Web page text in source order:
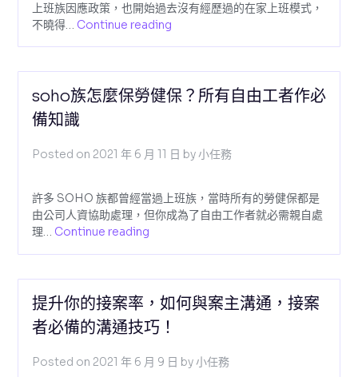
上班族因應政策，也開始過去沒有經歷過的在家上班模式，
不曉得… Continue reading
soho族怎麼保勞健保？所有自由工者作必
備知識
Posted on 2021 年 6 月 11 日 by 小任務
許多 SOHO 族都曾經當過上班族，當時所有的勞健保都是
由公司人資協助處理，但你成為了自由工作者就必需親自處
理… Continue reading
提升你的接案率，如何與案主溝通，接案
者必備的溝通技巧！
Posted on 2021 年 6 月 9 日 by 小任務